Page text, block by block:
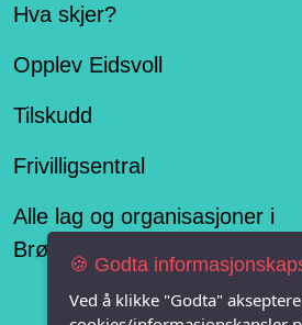
Hva skjer?
Opplev Eidsvoll
Tilskudd
Frivilligsentral
Alle lag og organisasjoner i
Brønnøysundregisteret
🍪 Godta
Ved å klikke "Godta"